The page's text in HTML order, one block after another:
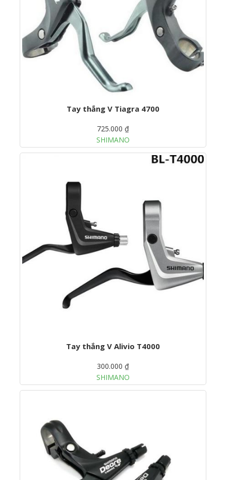
Tay thắng V Tiagra 4700
725.000 ₫
SHIMANO
Tay thắng V Alivio T4000
300.000 ₫
SHIMANO